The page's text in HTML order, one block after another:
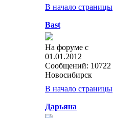
В начало страницы
Bast
На форуме с
01.01.2012
Сообщений: 10722
Новосибирск
В начало страницы
Дарьяна